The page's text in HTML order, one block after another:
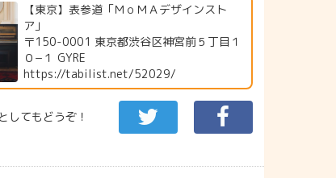
【東京】表参道「ＭｏＭＡデザインスト
ア」
〒150-0001 東京都渋谷区神宮前５丁目１
０−１ GYRE
https://tabilist.net/52029/
してもどうぞ！